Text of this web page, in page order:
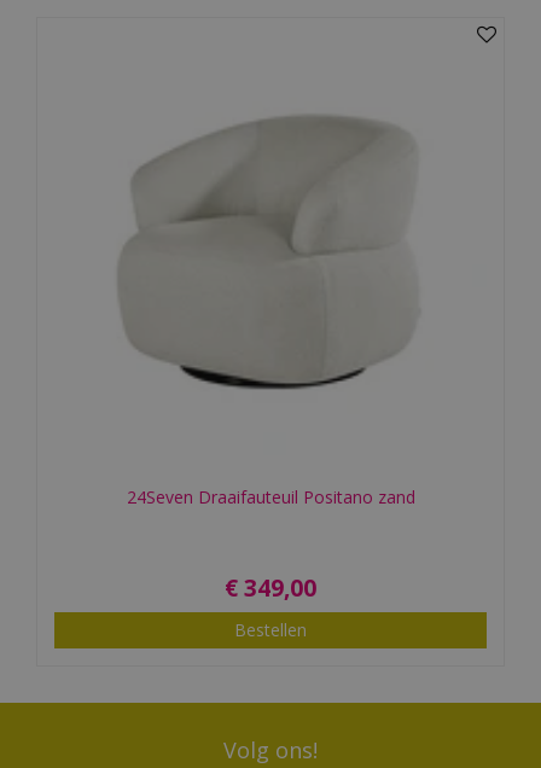
24Seven Draaifauteuil Positano zand
€349,00
Bestellen
Volg ons!